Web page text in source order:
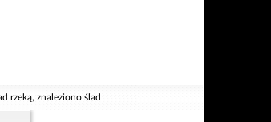
rzeką, znaleziono ślad